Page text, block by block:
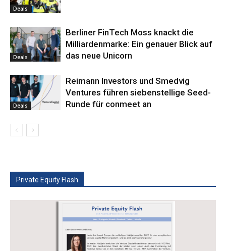
Deals
Deals
Berliner FinTech Moss knackt die
Milliardenmarke: Ein genauer Blick auf
das neue Unicorn
Deals
Reimann Investors und Smedvig
Ventures führen siebenstellige Seed-
Runde für conmeet an
Private Equity Flash